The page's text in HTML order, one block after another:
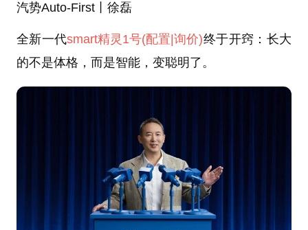
汽势Auto-First丨徐磊
全新一代smart精灵1号(配置 |询价)终于开窍：长大
的不是体格，而是智能，变聪明了。